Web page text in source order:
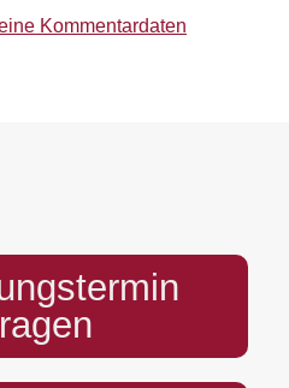
Kommentardaten